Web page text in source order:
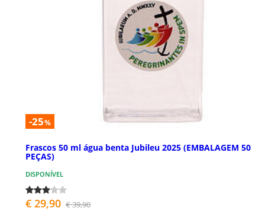
-25%
Frascos 50 ml água benta Jubileu 2025 (EMBALAGEM 50
PEÇAS)
DISPONÍVEL
€ 29,90 € 39,90